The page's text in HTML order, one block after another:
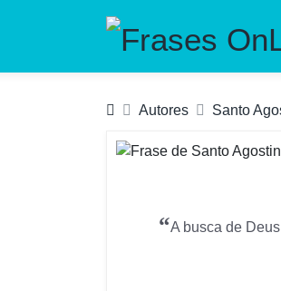
Autores Santo
“A busca de